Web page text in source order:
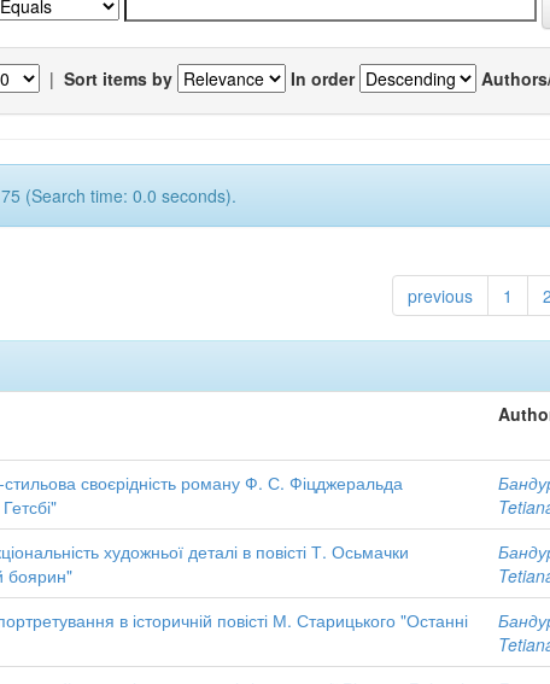
| Sort items by In order
(Search time: 0.0 seconds).
previous 1 2
своєрідність роману Ф. С. Фіцджеральда
художньої деталі в повісті Т. Осьмачки
боярин"
в історичній повісті М. Старицького "Останні